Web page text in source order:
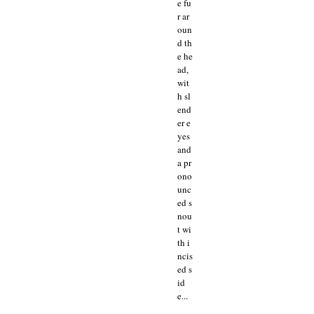
e fu
r ar
oun
d th
e he
ad,
wit
h sl
end
er e
yes
and
a pr
ono
unc
ed s
nou
t wi
th i
ncis
ed s
id
e...